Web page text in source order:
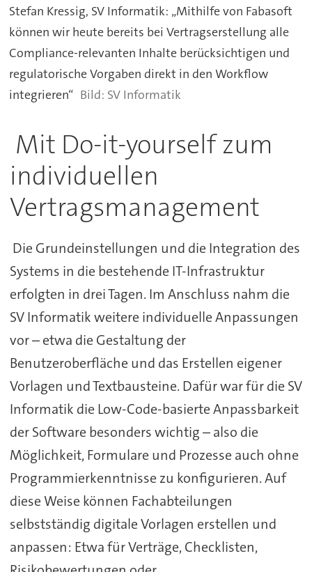
Stefan Kressig, SV Informatik: „Mithilfe von Fabasoft
können wir heute bereits bei Vertragserstellung alle
Compliance-relevanten Inhalte berücksichtigen und
regulatorische Vorgaben direkt in den Workflow
integrieren“
SV Informatik
Mit Do-it-yourself zum
individuellen
Vertragsmanagement
Die Grundeinstellungen und die Integration des
Systems in die bestehende IT-Infrastruktur
erfolgten in drei Tagen. Im Anschluss nahm die
SV Informatik weitere individuelle Anpassungen
vor – etwa die Gestaltung der
Benutzeroberfläche und das Erstellen eigener
Vorlagen und Textbausteine. Dafür war für die SV
Informatik die Low-Code-basierte Anpassbarkeit
der Software besonders wichtig – also die
Möglichkeit, Formulare und Prozesse auch ohne
Programmierkenntnisse zu konfigurieren. Auf
diese Weise können Fachabteilungen
selbstständig digitale Vorlagen erstellen und
anpassen: Etwa für Verträge, Checklisten,